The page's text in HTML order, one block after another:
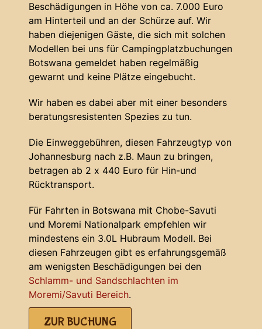
Beschädigungen in Höhe von ca. 7.000 Euro
am Hinterteil und an der Schürze auf. Wir
haben diejenigen Gäste, die sich mit solchen
Modellen bei uns für Campingplatzbuchungen
Botswana gemeldet haben regelmäßig
gewarnt und keine Plätze eingebucht.
Wir haben es dabei aber mit einer besonders
beratungsresistenten Spezies zu tun.
Die Einweggebühren, diesen Fahrzeugtyp von
Johannesburg nach z.B. Maun zu bringen,
betragen ab 2 x 440 Euro für Hin-und
Rücktransport.
Für Fahrten in Botswana mit Chobe-Savuti
und Moremi Nationalpark empfehlen wir
mindestens ein 3.0L Hubraum Modell. Bei
diesen Fahrzeugen gibt es erfahrungsgemäß
am wenigsten Beschädigungen bei den
Schlamm- und Sandschlachten im
Moremi/Savuti Bereich.
ZUR BUCHUNG